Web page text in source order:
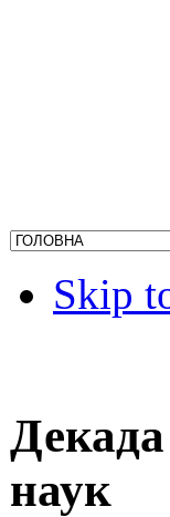
Skip
наук